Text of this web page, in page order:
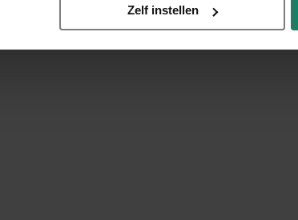
Zelf instellen